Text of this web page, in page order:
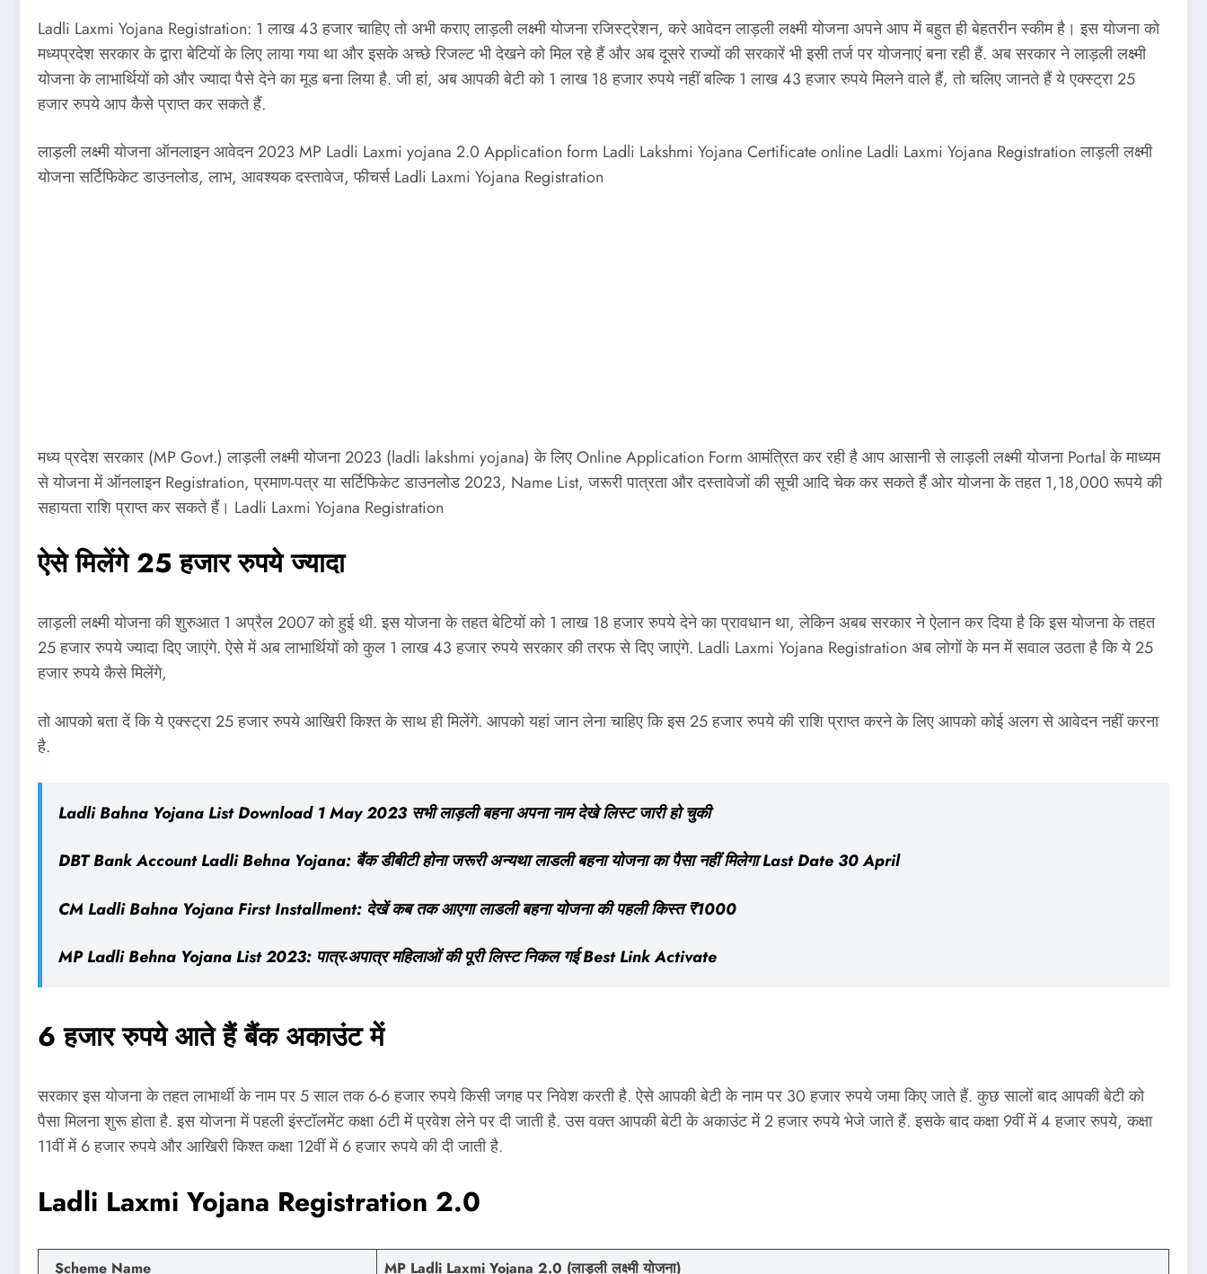
Ladli Laxmi Yojana Registration: 1 लाख 43 हजार चाहिए तो अभी कराए लाड़ली लक्ष्मी योजना रजिस्ट्रेशन, करे आवेदन लाड़ली लक्ष्मी योजना अपने आप में बहुत ही बेहतरीन स्‍कीम है। इस योजना को
मध्‍यप्रदेश सरकार के द्वारा बेटियों के लिए लाया गया था और इसके अच्‍छे रिजल्‍ट भी देखने को मिल रहे हैं और अब दूसरे राज्यों की सरकारें भी इसी तर्ज पर योजनाएं बना रही हैं. अब सरकार ने लाड़ली लक्ष्मी
योजना के लाभार्थियों को और ज्‍यादा पैसे देने का मूड बना लिया है. जी हां, अब आपकी बेटी को 1 लाख 18 हजार रुपये नहीं बल्कि 1 लाख 43 हजार रुपये मिलने वाले हैं, तो चलिए जानते हैं ये एक्स्ट्रा 25
हजार रुपये आप कैसे प्राप्‍त कर सकते हैं.
लाड़ली लक्ष्मी योजना ऑनलाइन आवेदन 2023 MP Ladli Laxmi yojana 2.0 Application form Ladli Lakshmi Yojana Certificate online Ladli Laxmi Yojana Registration लाड़ली लक्ष्मी
योजना सर्टिफिकेट डाउनलोड, लाभ, आवश्यक दस्तावेज, फीचर्स Ladli Laxmi Yojana Registration
मध्य प्रदेश सरकार (MP Govt.) लाड़ली लक्ष्मी योजना 2023 (ladli lakshmi yojana) के लिए Online Application Form आमंत्रित कर रही है आप आसानी से लाड़ली लक्ष्मी योजना Portal के माध्यम
से योजना में ऑनलाइन Registration, प्रमाण-पत्र या सर्टिफिकेट डाउनलोड 2023, Name List, जरूरी पात्रता और दस्तावेजों की सूची आदि चेक कर सकते हैं ओर योजना के तहत 1,18,000 रूपये की
सहायता राशि प्राप्त कर सकते हैं। Ladli Laxmi Yojana Registration
ऐसे मिलेंगे 25 हजार रुपये ज्‍यादा
लाड़ली लक्ष्मी योजना की शुरुआत 1 अप्रैल 2007 को हुई थी. इस योजना के तहत बेटियों को 1 लाख 18 हजार रुपये देने का प्रावधान था, लेकिन अबब सरकार ने ऐलान कर दिया है कि इस योजना के तहत
25 हजार रुपये ज्‍यादा दिए जाएंगे. ऐसे में अब लाभार्थियों को कुल 1 लाख 43 हजार रुपये सरकार की तरफ से दिए जाएंगे. Ladli Laxmi Yojana Registration अब लोगों के मन में सवाल उठता है कि ये 25
हजार रुपये कैसे मिलेंगे,
तो आपको बता दें कि ये एक्स्ट्रा 25 हजार रुपये आखिरी किश्‍त के साथ ही मिलेंगे. आपको यहां जान लेना चाहिए कि इस 25 हजार रुपये की राशि प्राप्‍त करने के लिए आपको कोई अलग से आवेदन नहीं करना
है.
Ladli Bahna Yojana List Download 1 May 2023 सभी लाड़ली बहना अपना नाम देखे लिस्ट जारी हो चुकी
DBT Bank Account Ladli Behna Yojana: बैंक डीबीटी होना जरूरी अन्यथा लाडली बहना योजना का पैसा नहीं मिलेगा Last Date 30 April
CM Ladli Bahna Yojana First Installment: देखें कब तक आएगा लाडली बहना योजना की पहली किस्त ₹1000
MP Ladli Behna Yojana List 2023: पात्र-अपात्र महिलाओं की पूरी लिस्ट निकल गई Best Link Activate
6 हजार रुपये आते हैं बैंक अकाउंट में
सरकार इस योजना के तहत लाभार्थी के नाम पर 5 साल तक 6-6 हजार रुपये किसी जगह पर निवेश करती है. ऐसे आपकी बेटी के नाम पर 30 हजार रुपये जमा किए जाते हैं. कुछ सालों बाद आपकी बेटी को
पैसा मिलना शुरू होता है. इस योजना में पहली इंस्‍टॉलमेंट कक्षा 6टी में प्रवेश लेने पर दी जाती है. उस वक्‍त आपकी बेटी के अकाउंट में 2 हजार रुपये भेजे जाते हैं. इसके बाद कक्षा 9वीं में 4 हजार रुपये, कक्षा
11वीं में 6 हजार रुपये और आखिरी किश्‍त कक्षा 12वीं में 6 हजार रुपये की दी जाती है.
Ladli Laxmi Yojana Registration 2.0
Scheme Name MP Ladli Laxmi Yojana 2.0 (लाड़ली लक्ष्मी योजना)